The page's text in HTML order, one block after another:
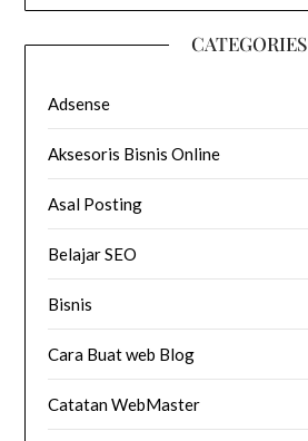
CATEGORIES
Adsense
Aksesoris Bisnis Online
Asal Posting
Belajar SEO
Bisnis
Cara Buat web Blog
Catatan WebMaster